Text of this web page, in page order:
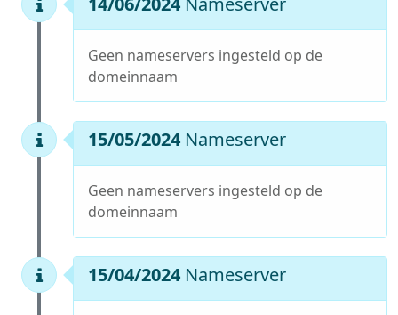
Geen nameservers ingesteld op de
domeinnaam
15/05/2024 Nameserver
Geen nameservers ingesteld op de
domeinnaam
15/04/2024 Nameserver